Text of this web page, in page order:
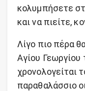
κολυμπήσετε
και να πιείτε,
Λίγο πιο πέρα
Αγίου Γεωργίου
χρονολογείται
παραθαλάσσιο